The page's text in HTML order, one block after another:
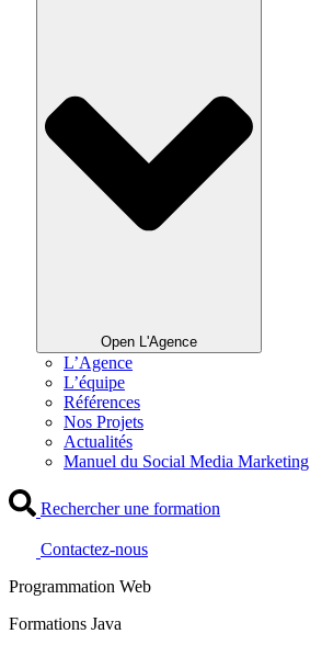
Open L'Agence
L’Agence
L’équipe
Références
Nos Projets
Actualités
Manuel du Social Media Marketing
Rechercher une formation
Contactez-nous
Programmation Web
Formations Java